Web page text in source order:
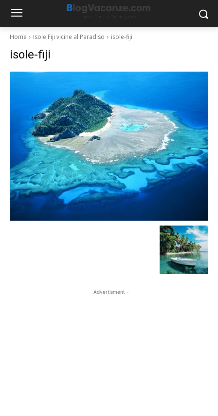
Home Isole Fiji vicine al Paradiso isole-fiji
isole-fiji
- Advertisment -